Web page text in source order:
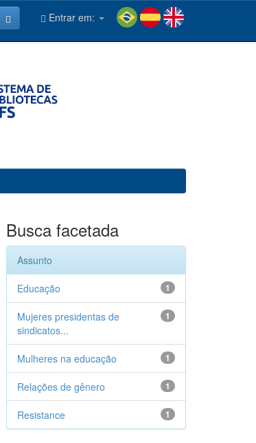
Entrar em:
Busca facetada
Assunto
1
Educação
1
Mujeres presidentas de
sindicatos...
1
Mulheres na educação
1
Relações de gênero
1
Resistance